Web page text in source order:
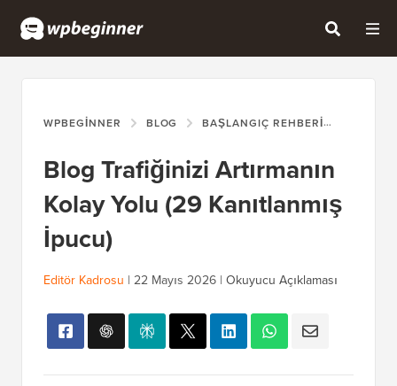
WPBEGINNER BLOG BAŞLANGIÇ REHBERI
Blog Trafiğinizi Artırmanın
Kolay Yolu (29 Kanıtlanmış
İpucu)
Editör Kadrosu | 22 Mayıs 2026 | Okuyucu Açıklaması